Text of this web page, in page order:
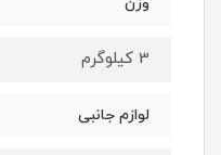
3 کیلوگرم
لوازم جانبی